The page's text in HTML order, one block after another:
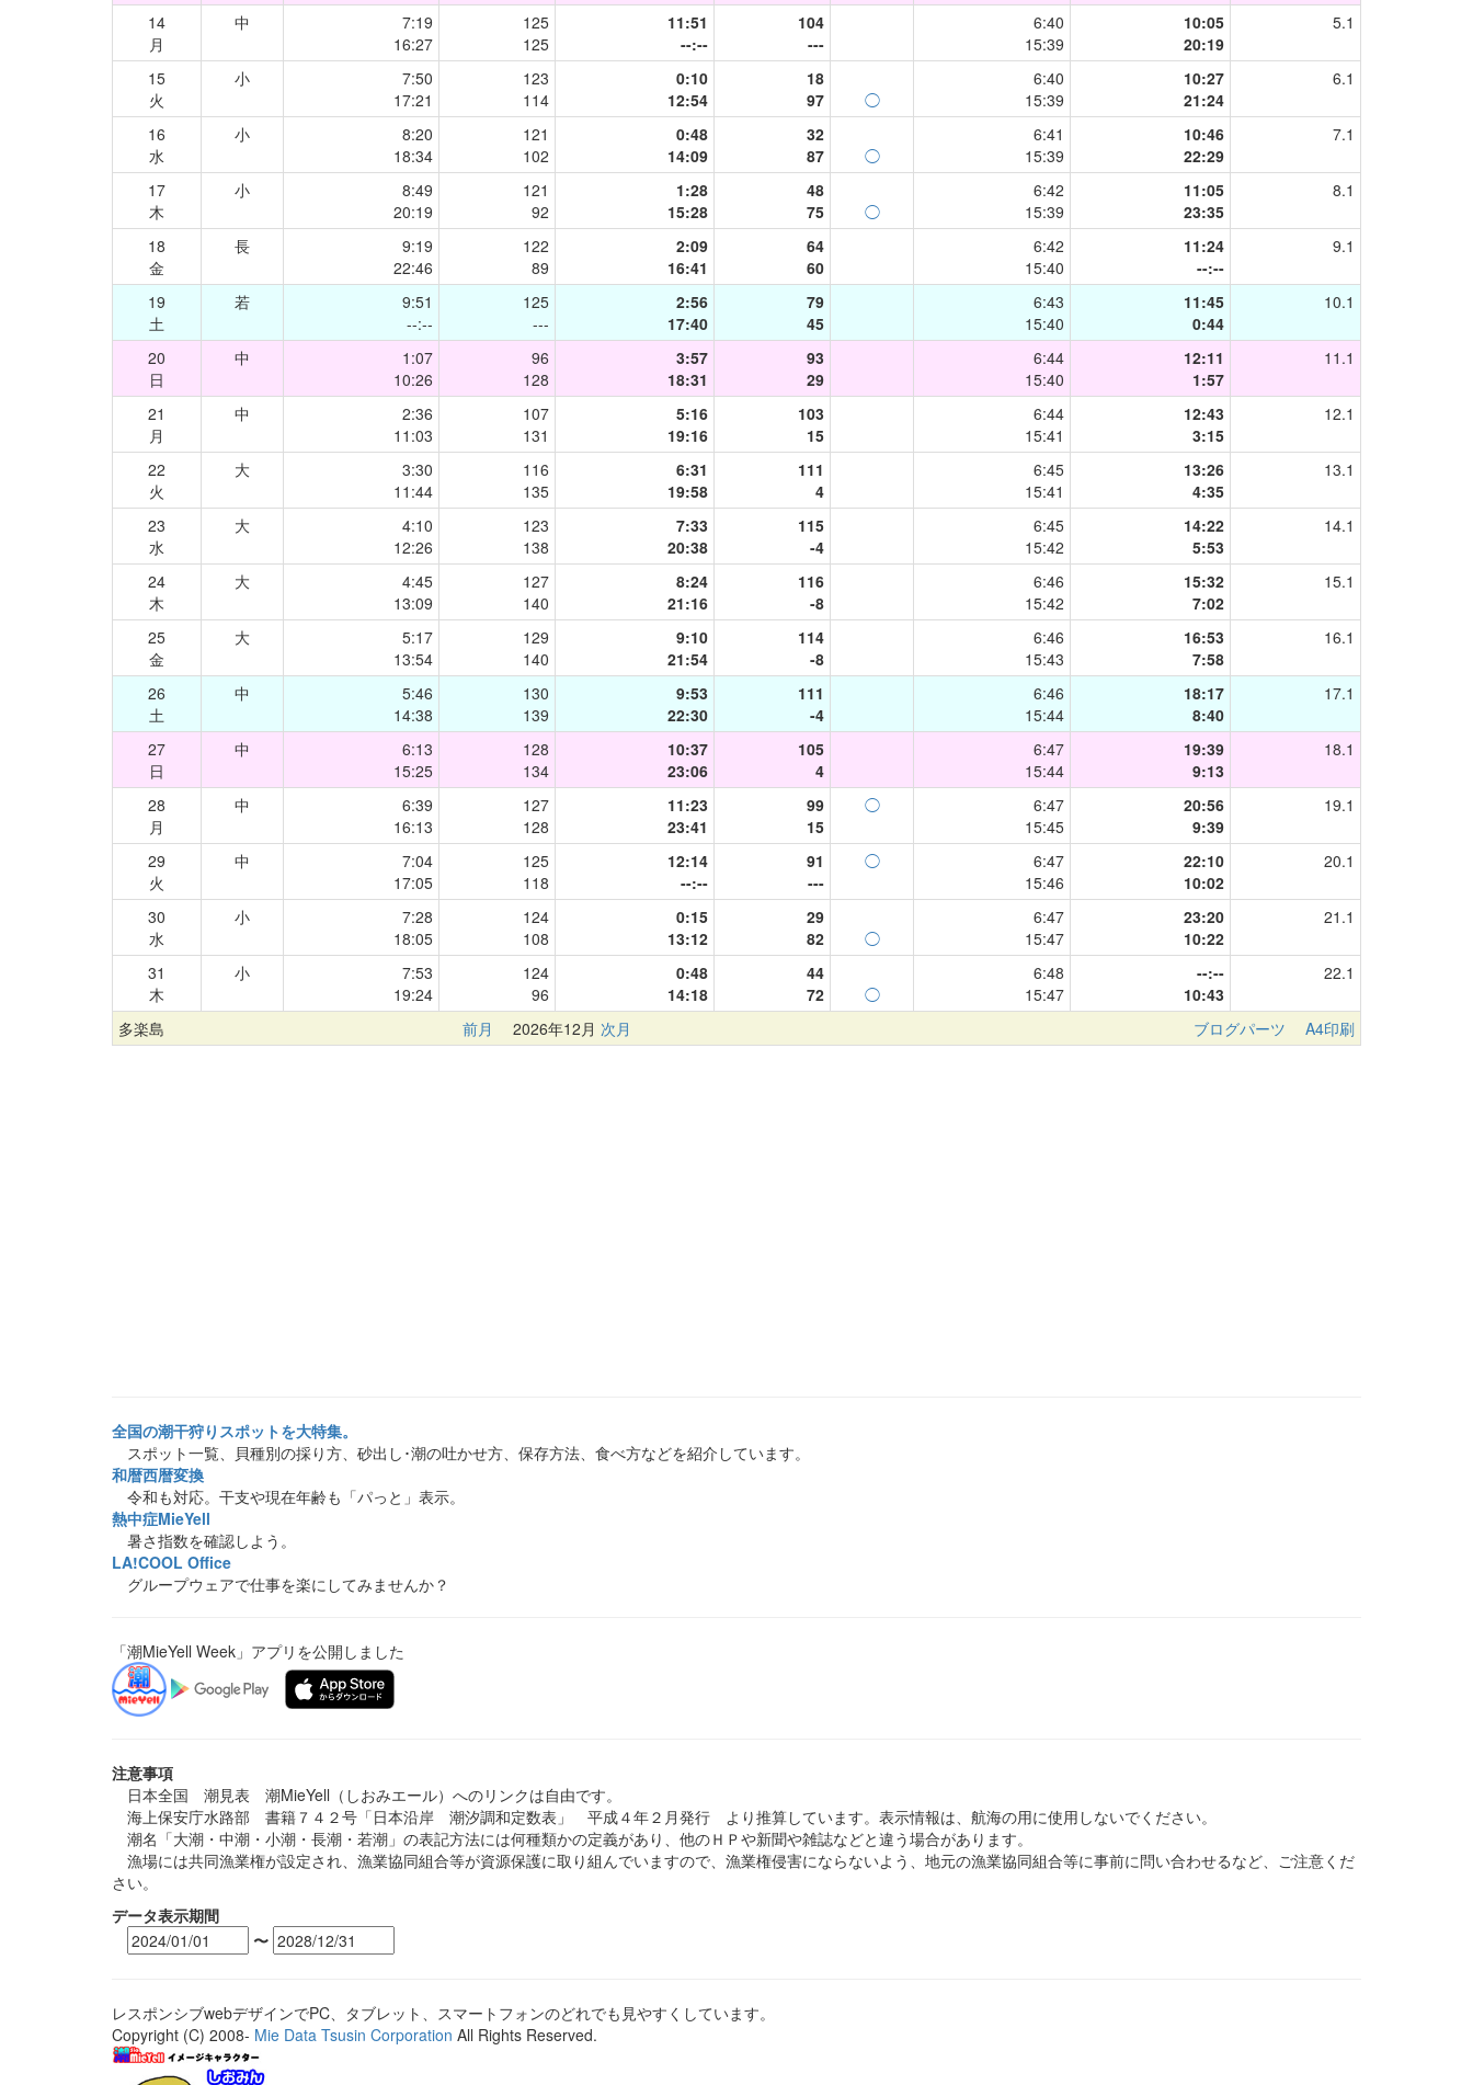
14
月
中
7:19
16:27
125
125
11:51
--:--
104
---
6:40
15:39
10:05
20:19
5.1
15
火
小
7:50
17:21
123
114
0:10
12:54
18
97
◯
6:40
15:39
10:27
21:24
6.1
16
水
小
8:20
18:34
121
102
0:48
14:09
32
87
◯
6:41
15:39
10:46
22:29
7.1
17
木
小
8:49
20:19
121
92
1:28
15:28
48
75
◯
6:42
15:39
11:05
23:35
8.1
18
金
長
9:19
22:46
122
89
2:09
16:41
64
60
6:42
15:40
11:24
--:--
9.1
19
土
若
9:51
--:--
125
---
2:56
17:40
79
45
6:43
15:40
11:45
0:44
10.1
20
日
中
1:07
10:26
96
128
3:57
18:31
93
29
6:44
15:40
12:11
1:57
11.1
21
月
中
2:36
11:03
107
131
5:16
19:16
103
15
6:44
15:41
12:43
3:15
12.1
22
火
大
3:30
11:44
116
135
6:31
19:58
111
4
6:45
15:41
13:26
4:35
13.1
23
水
大
4:10
12:26
123
138
7:33
20:38
115
-4
6:45
15:42
14:22
5:53
14.1
24
木
大
4:45
13:09
127
140
8:24
21:16
116
-8
6:46
15:42
15:32
7:02
15.1
25
金
大
5:17
13:54
129
140
9:10
21:54
114
-8
6:46
15:43
16:53
7:58
16.1
26
土
中
5:46
14:38
130
139
9:53
22:30
111
-4
6:46
15:44
18:17
8:40
17.1
27
日
中
6:13
15:25
128
134
10:37
23:06
105
4
6:47
15:44
19:39
9:13
18.1
28
月
中
6:39
16:13
127
128
11:23
23:41
99
15
◯
6:47
15:45
20:56
9:39
19.1
29
火
中
7:04
17:05
125
118
12:14
--:--
91
---
◯
6:47
15:46
22:10
10:02
20.1
30
水
小
7:28
18:05
124
108
0:15
13:12
29
82
◯
6:47
15:47
23:20
10:22
21.1
31
木
小
7:53
19:24
124
96
0:48
14:18
44
72
◯
6:48
15:47
--:--
10:43
22.1
多楽島 前月 2026年12月 次月 ブログパーツ A4印刷
全国の潮干狩りスポットを大特集。
スポット一覧、貝種別の採り方、砂出し･潮の吐かせ方、保存方法、食べ方などを紹介しています。
和暦西暦変換
令和も対応。干支や現在年齢も「パっと」表示。
熱中症MieYell
暑さ指数を確認しよう。
LA!COOL Office
グループウェアで仕事を楽にしてみませんか？
「潮MieYell Week」アプリを公開しました
注意事項
日本全国 潮見表 潮MieYell（しおみエール）へのリンクは自由です。
海上保安庁水路部 書籍７４２号「日本沿岸 潮汐調和定数表」 平成４年２月発行 より推算しています。表示情報は、航海の用に使用しないでください。
潮名「大潮・中潮・小潮・長潮・若潮」の表記方法には何種類かの定義があり、他のＨＰや新聞や雑誌などと違う場合があります。
漁場には共同漁業権が設定され、漁業協同組合等が資源保護に取り組んでいますので、漁業権侵害にならないよう、地元の漁業協同組合等に事前に問い合わせるなど、ご注意くだ
さい。
データ表示期間
〜
レスポンシブwebデザインでPC、タブレット、スマートフォンのどれでも見やすくしています。
Copyright (C) 2008- Mie Data Tsusin Corporation All Rights Reserved.